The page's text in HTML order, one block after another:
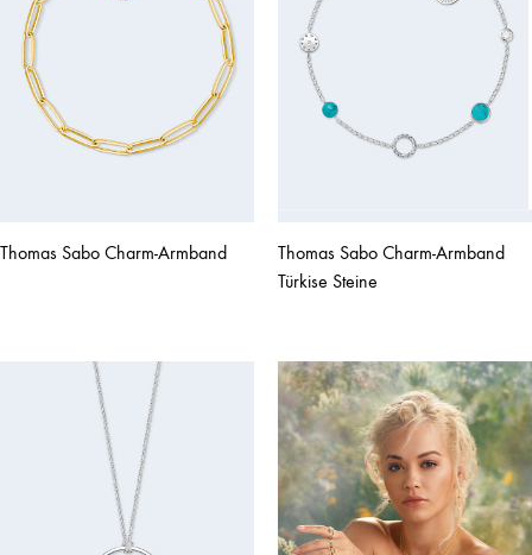
Thomas Sabo Charm-Armband
Thomas Sabo Charm-Armband
Türkise Steine